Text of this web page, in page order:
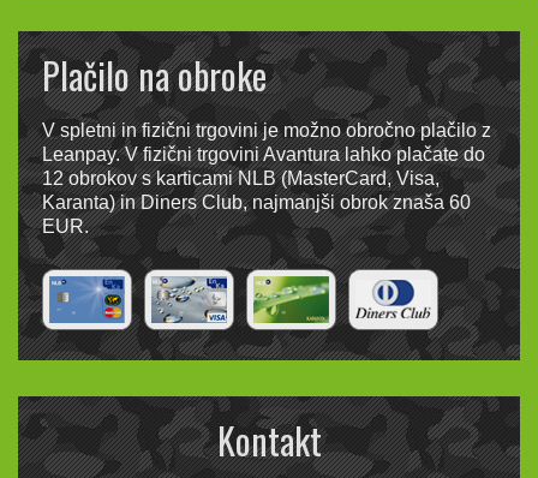
Plačilo na obroke
V spletni in fizični trgovini je možno obročno plačilo z
Leanpay. V fizični trgovini Avantura lahko plačate do
12 obrokov s karticami NLB (MasterCard, Visa,
Karanta) in Diners Club, najmanjši obrok znaša 60
EUR.
Kontakt